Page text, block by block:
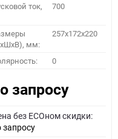
ток,
700
мм:
257x172x220
0
запросу
без ECOном скидки:
запросу